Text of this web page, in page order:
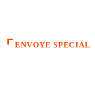
ENVOYE SPECIAL